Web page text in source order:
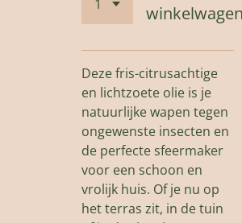
Deze fris-citrusachtige
en lichtzoete olie is je
natuurlijke wapen tegen
ongewenste insecten en
de perfecte sfeermaker
voor een schoon en
vrolijk huis. Of je nu op
het terras zit, in de tuin